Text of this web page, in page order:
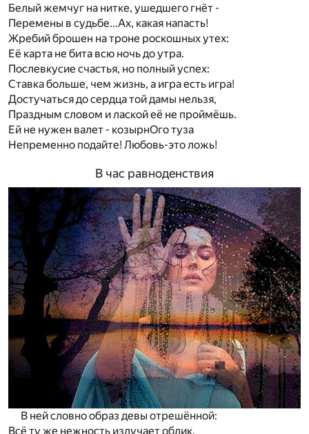
Белый жемчуг на нитке, ушедшего гнёт -
Перемены в судьбе...Ах, какая напасть!
Жребий брошен на троне роскошных утех:
Её карта не бита всю ночь до утра.
Послевкусие счастья, но полный успех:
Ставка больше, чем жизнь, а игра есть игра!
Достучаться до сердца той дамы нельзя,
Праздным словом и лаской её не проймёшь.
Ей не нужен валет - козырнОго туза
Непременно подайте! Любовь-это ложь!
В час равноденствия
В ней словно образ девы отрешённой:
Всё ту же нежность излучает облик.